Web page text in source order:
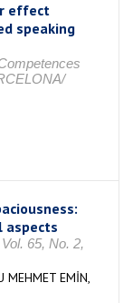
effect
speaking
aspects
65, No. 2,
MEHMET EMİN,